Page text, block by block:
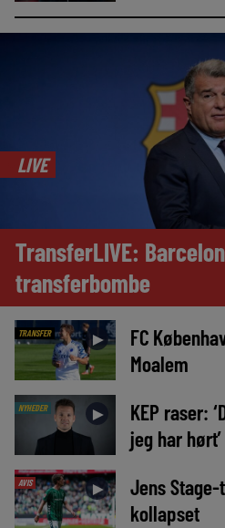
LIVE
TransferLIVE:
transferbombe
TRANSFER ►
FC
Moalem
NYHEDER ►
KEP raser:
jeg har hørt’
AVIS ►
Jens
kollapset